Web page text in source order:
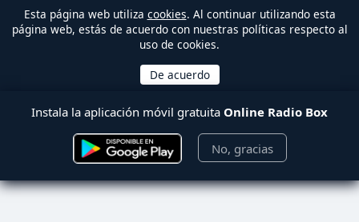
Esta página web utiliza cookies. Al continuar utilizando esta
página web, estás de acuerdo con nuestras políticas respecto al
uso de cookies.
Instala la aplicación móvil gratuita Online Radio Box
No, gracias